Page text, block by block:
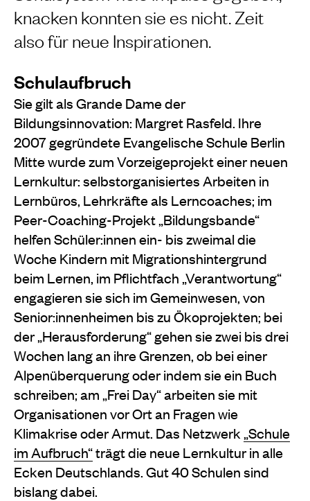
knacken konnten sie es nicht. Zeit
also für neue Inspirationen.
Schulaufbruch
Sie gilt als Grande Dame der
Bildungsinnovation: Margret Rasfeld. Ihre
2007 gegründete Evangelische Schule Berlin
Mitte wurde zum Vorzeigeprojekt einer neuen
Lernkultur: selbstorganisiertes Arbeiten in
Lernbüros, Lehrkräfte als Lerncoaches; im
Peer-Coaching-Projekt „Bildungsbande“
helfen Schüler:innen ein- bis zweimal die
Woche Kindern mit Migrationshintergrund
beim Lernen, im Pflichtfach „Verantwortung“
engagieren sie sich im Gemeinwesen, von
Senior:innenheimen bis zu Ökoprojekten; bei
der „Herausforderung“ gehen sie zwei bis drei
Wochen lang an ihre Grenzen, ob bei einer
Alpenüberquerung oder indem sie ein Buch
schreiben; am „Frei Day“ arbeiten sie mit
Organisationen vor Ort an Fragen wie
Klimakrise oder Armut. Das Netzwerk„Schule
im Aufbruch“trägt die neue Lernkultur in alle
Ecken Deutschlands. Gut 40 Schulen sind
bislang dabei.